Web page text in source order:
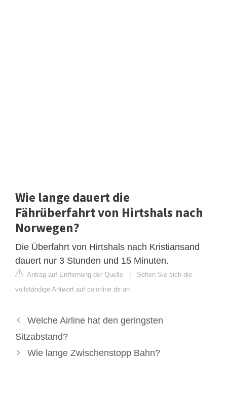
Wie lange dauert die
Fährüberfahrt von Hirtshals nach
Norwegen?
Die Überfahrt von Hirtshals nach Kristiansand
dauert nur 3 Stunden und 15 Minuten.
Antrag auf Entfernung der Quelle | Sehen Sie sich die
vollständige Antwort auf colorline.de an
Welche Airline hat den geringsten
Sitzabstand?
Wie lange Zwischenstopp Bahn?